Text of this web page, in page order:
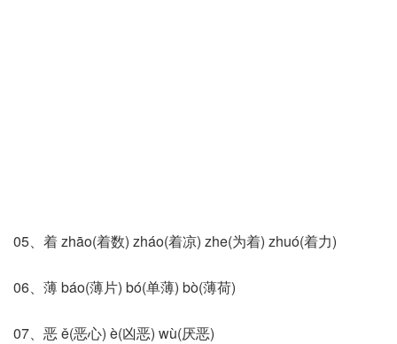
05、着 zhāo(着数) zháo(着凉) zhe(为着) zhuó(着力)
06、薄 báo(薄片) bó(单薄) bò(薄荷)
07、恶 ě(恶心) è(凶恶) wù(厌恶)